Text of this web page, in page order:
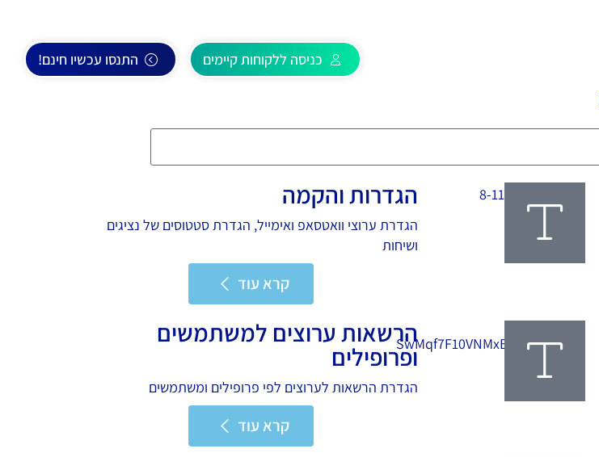
כניסה ללקוחות קיימים התנסו עכשיו חינם!
הגדרות והקמה
הגדרת ערוצי וואטסאפ ואימייל, הגדרת סטטוסים של נציגים
ושיחות
קרא עוד
הרשאות ערוצים למשתמשים
ופרופילים
הגדרת הרשאות לערוצים לפי פרופילים ומשתמשים
קרא עוד